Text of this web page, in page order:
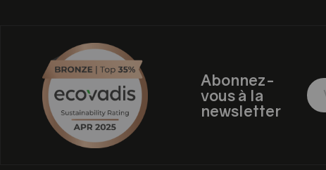
Abonnez-
vous à la
newsletter